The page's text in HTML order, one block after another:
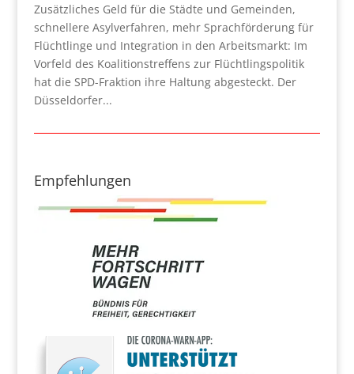
Zusätzliches Geld für die Städte und Gemeinden,
schnellere Asylverfahren, mehr Sprachförderung für
Flüchtlinge und Integration in den Arbeitsmarkt: Im
Vorfeld des Koalitionstreffens zur Flüchtlingspolitik
hat die SPD-Fraktion ihre Haltung abgesteckt. Der
Düsseldorfer...
Empfehlungen